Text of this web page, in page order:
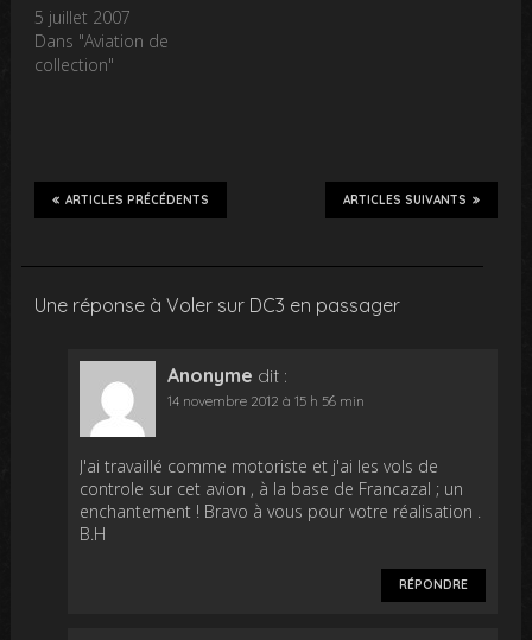
5 juillet 2007
Dans "Aviation de
collection"
ARTICLES SUIVANTS
ARTICLES PRÉCÉDENTS
Une réponse à Voler sur DC3 en passager
Anonyme dit :
14 novembre 2012 à 15 h 56 min
J'ai travaillé comme motoriste et j'ai les vols de
controle sur cet avion , à la base de Francazal ; un
enchantement ! Bravo à vous pour votre réalisation .
B.H
RÉPONDRE